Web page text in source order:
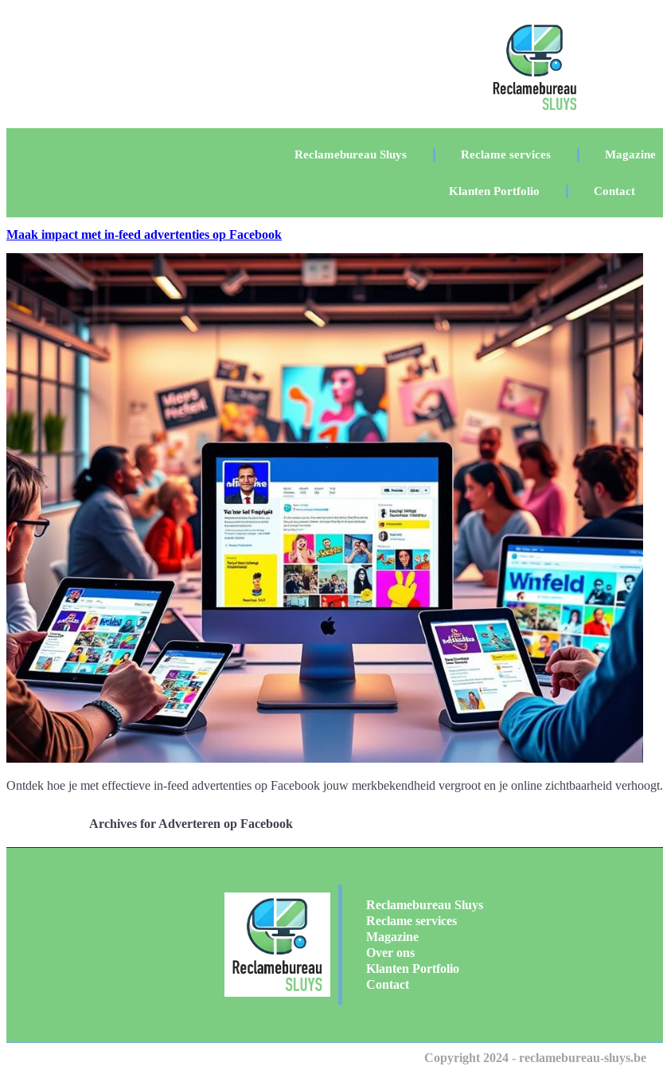
Reclamebureau Sluys Reclame services Magazine
Klanten Portfolio Contact
Maak impact met in-feed advertenties op Facebook
Ontdek hoe je met effectieve in-feed advertenties op Facebook jouw merkbekendheid vergroot en je online zichtbaarheid verhoogt.
Archives for Adverteren op Facebook
Reclamebureau Sluys
Reclame services
Magazine
Over ons
Klanten Portfolio
Contact
Copyright 2024 - reclamebureau-sluys.be